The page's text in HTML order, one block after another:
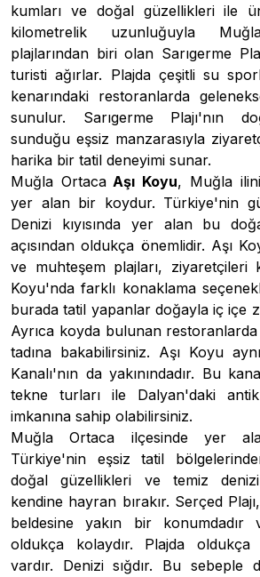
kumları ve doğal güzellikleri ile
kilometrelik uzunluğuyla
plajlarından biri olan Sarıgerme
turisti ağırlar. Plajda çeşitli su
kenarındaki restoranlarda
sunulur. Sarıgerme Plajı'nın
sunduğu eşsiz manzarasıyla
harika bir tatil deneyimi sunar.
Muğla OrtacaAşı Koyu, Muğla
yer alan bir koydur. Türkiye'nin
Denizi kıyısında yer alan bu
açısından oldukça önemlidir. Aşı
ve muhteşem plajları, ziyaretçileri
Koyu'nda farklı konaklama
burada tatil yapanlar doğayla iç içe
Ayrıca koyda bulunan
tadına bakabilirsiniz. Aşı Koyu
Kanalı'nın da yakınındadır. Bu
tekne turları ile Dalyan'daki antik
imkanına sahip olabilirsiniz.
Muğla Ortaca ilçesinde yer
Türkiye'nin eşsiz tatil
doğal güzellikleri ve temiz
kendine hayran bırakır. Serçed
beldesine yakın bir konumdadır
oldukça kolaydır. Plajda
vardır. Denizi sığdır. Bu sebeple